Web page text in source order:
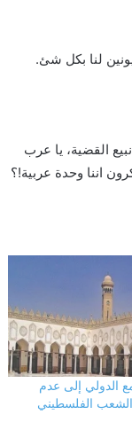
لنا بكل شئ.
القضية، يا عرب
اننا وحدة عربية!؟
الدولي إلى عدم
الفلسطيني
الوطني
وحملات
انتظام العمل
الخارجية
عقب بدء
مصنع سويلم